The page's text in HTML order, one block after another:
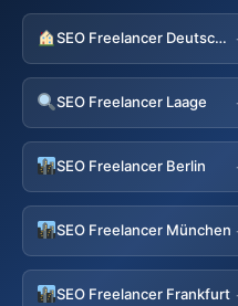
SEO Freelancer Deutschland
SEO Freelancer Laage
SEO Freelancer Berlin
SEO Freelancer München
SEO Freelancer Frankfurt